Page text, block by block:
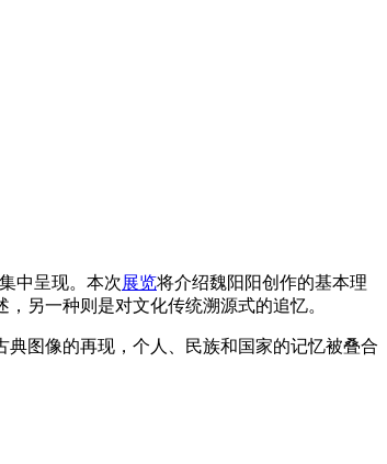
中呈现。本次展览将介绍魏阳阳创作的基本理
另一种则是对文化传统溯源式的追忆。
图像的再现，个人、⺠族和国家的记忆被叠合